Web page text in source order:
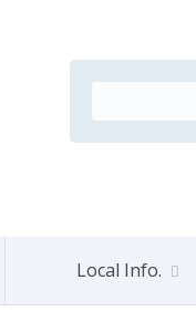
Local Info.